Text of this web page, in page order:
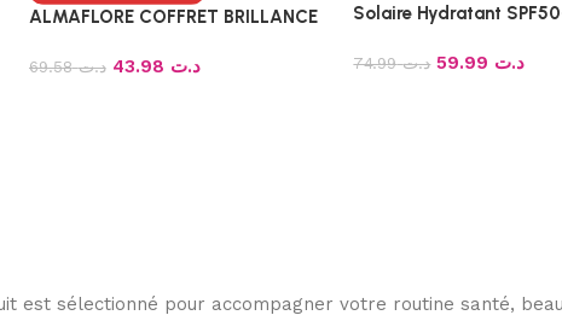
ALMAFLORE COFFRET BRILLANCE
د.ت69.58 د.ت
Solaire Hydratant
د.ت74.99 د.ت
est sélectionné pour accompagner votre routine santé,